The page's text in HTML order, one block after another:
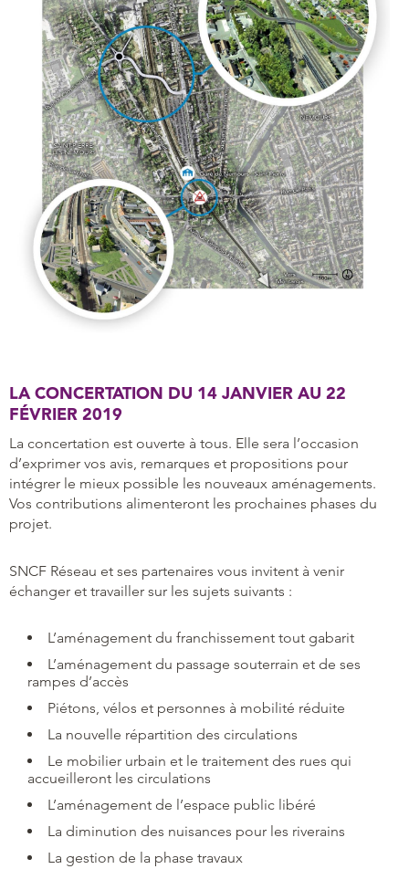
LA CONCERTATION DU 14 JANVIER AU 22
FÉVRIER 2019
La concertation est ouverte à tous. Elle sera l’occasion
d’exprimer vos avis, remarques et propositions pour
intégrer le mieux possible les nouveaux aménagements.
Vos contributions alimenteront les prochaines phases du
projet.
SNCF Réseau et ses partenaires vous invitent à venir
échanger et travailler sur les sujets suivants :
L’aménagement du franchissement tout gabarit
L’aménagement du passage souterrain et de ses
rampes d’accès
Piétons, vélos et personnes à mobilité réduite
La nouvelle répartition des circulations
Le mobilier urbain et le traitement des rues qui
accueilleront les circulations
L’aménagement de l’espace public libéré
La diminution des nuisances pour les riverains
La gestion de la phase travaux